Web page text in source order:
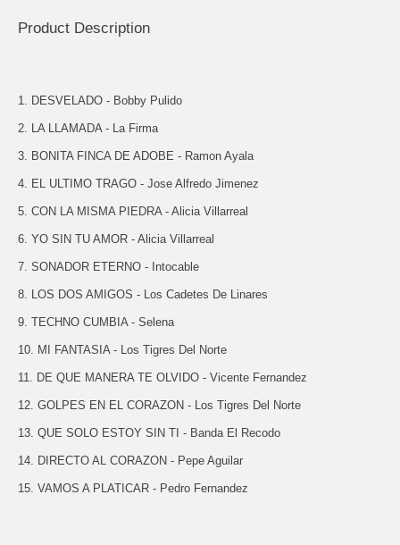
Product Description
1. DESVELADO - Bobby Pulido
2. LA LLAMADA - La Firma
3. BONITA FINCA DE ADOBE - Ramon Ayala
4. EL ULTIMO TRAGO - Jose Alfredo Jimenez
5. CON LA MISMA PIEDRA - Alicia Villarreal
6. YO SIN TU AMOR - Alicia Villarreal
7. SONADOR ETERNO - Intocable
8. LOS DOS AMIGOS - Los Cadetes De Linares
9. TECHNO CUMBIA - Selena
10. MI FANTASIA - Los Tigres Del Norte
11. DE QUE MANERA TE OLVIDO - Vicente Fernandez
12. GOLPES EN EL CORAZON - Los Tigres Del Norte
13. QUE SOLO ESTOY SIN TI - Banda El Recodo
14. DIRECTO AL CORAZON - Pepe Aguilar
15. VAMOS A PLATICAR - Pedro Fernandez